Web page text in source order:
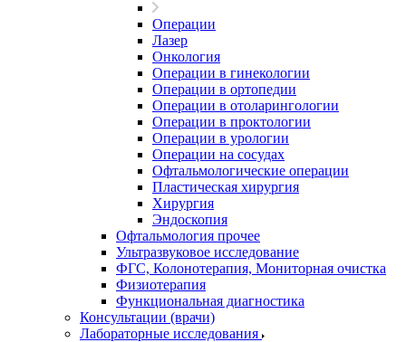
Операции
Лазер
Онкология
Операции в гинекологии
Операции в ортопедии
Операции в отоларингологии
Операции в проктологии
Операции в урологии
Операции на сосудах
Офтальмологические операции
Пластическая хирургия
Хирургия
Эндоскопия
Офтальмология прочее
Ультразвуковое исследование
ФГС, Колонотерапия, Мониторная очистка
Физиотерапия
Функциональная диагностика
Консультации (врачи)
Лабораторные исследования